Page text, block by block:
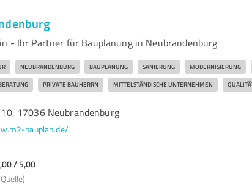
- Ihr Partner für Bauplanung in Neubrandenburg
NEUBRANDENBURG BAUPLANUNG SANIERUNG MODERNISIERUNG
PRIVATE BAUHERRN MITTELSTÄNDISCHE UNTERNEHMEN
17036 Neubrandenburg
bauplan.de/
/ 5,00